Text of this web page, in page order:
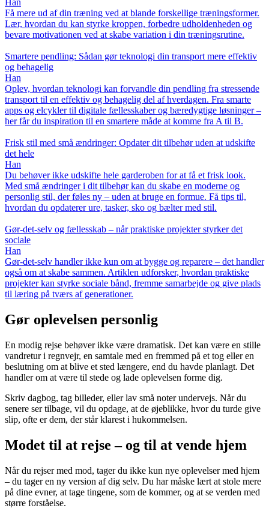
Han
Få mere ud af din træning ved at blande forskellige træningsformer.
Lær, hvordan du kan styrke kroppen, forbedre udholdenheden og
bevare motivationen ved at skabe variation i din træningsrutine.
Smartere pendling: Sådan gør teknologi din transport mere effektiv
og behagelig
Han
Oplev, hvordan teknologi kan forvandle din pendling fra stressende
transport til en effektiv og behagelig del af hverdagen. Fra smarte
apps og elcykler til digitale fællesskaber og bæredygtige løsninger –
her får du inspiration til en smartere måde at komme fra A til B.
Frisk stil med små ændringer: Opdater dit tilbehør uden at udskifte
det hele
Han
Du behøver ikke udskifte hele garderoben for at få et frisk look.
Med små ændringer i dit tilbehør kan du skabe en moderne og
personlig stil, der føles ny – uden at bruge en formue. Få tips til,
hvordan du opdaterer ure, tasker, sko og bælter med stil.
Gør-det-selv og fællesskab – når praktiske projekter styrker det
sociale
Han
Gør-det-selv handler ikke kun om at bygge og reparere – det handler
også om at skabe sammen. Artiklen udforsker, hvordan praktiske
projekter kan styrke sociale bånd, fremme samarbejde og give plads
til læring på tværs af generationer.
Gør oplevelsen personlig
En modig rejse behøver ikke være dramatisk. Det kan være en stille
vandretur i regnvejr, en samtale med en fremmed på et tog eller en
beslutning om at blive et sted længere, end du havde planlagt. Det
handler om at være til stede og lade oplevelsen forme dig.
Skriv dagbog, tag billeder, eller lav små noter undervejs. Når du
senere ser tilbage, vil du opdage, at de øjeblikke, hvor du turde give
slip, ofte er dem, der står klarest i hukommelsen.
Modet til at rejse – og til at vende hjem
Når du rejser med mod, tager du ikke kun nye oplevelser med hjem
– du tager en ny version af dig selv. Du har måske lært at stole mere
på dine evner, at tage tingene, som de kommer, og at se verden med
større forståelse.